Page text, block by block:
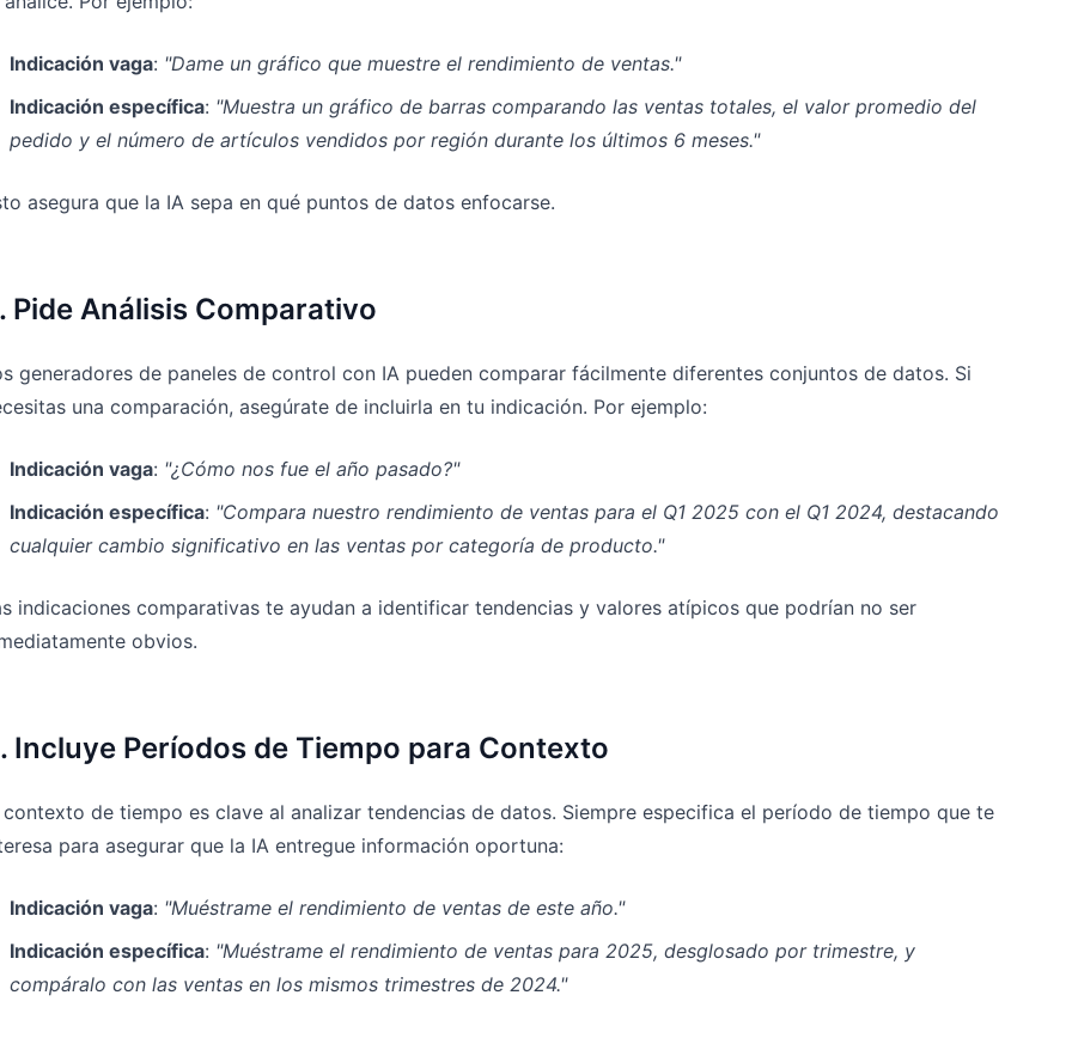
Indicación vaga: "Dame un gráfico que muestre el rendimiento de ventas."
Indicación específica: "Muestra un gráfico de barras comparando las ventas totales, el valor promedio del
pedido y el número de artículos vendidos por región durante los últimos 6 meses."
asegura que la IA sepa en qué puntos de datos enfocarse.
Pide Análisis Comparativo
generadores de paneles de control con IA pueden comparar fácilmente diferentes conjuntos de datos. Si
una comparación, asegúrate de incluirla en tu indicación. Por ejemplo:
Indicación vaga: "¿Cómo nos fue el año pasado?"
Indicación específica: "Compara nuestro rendimiento de ventas para el Q1 2025 con el Q1 2024, destacando
cualquier cambio significativo en las ventas por categoría de producto."
indicaciones comparativas te ayudan a identificar tendencias y valores atípicos que podrían no ser
obvios.
Incluye Períodos de Tiempo para Contexto
contexto de tiempo es clave al analizar tendencias de datos. Siempre especifica el período de tiempo que te
para asegurar que la IA entregue información oportuna:
Indicación vaga: "Muéstrame el rendimiento de ventas de este año."
Indicación específica: "Muéstrame el rendimiento de ventas para 2025, desglosado por trimestre, y
compáralo con las ventas en los mismos trimestres de 2024."